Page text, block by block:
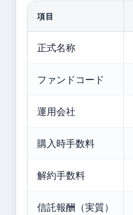
項目
正式名称
ファンドコード
運用会社
購入時手数料
解約手数料
信託報酬（実質）